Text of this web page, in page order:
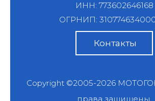
ИНН: 773602646168
ОГРНИП:
Контакты
Copyright ©2005-2026
права защищены.